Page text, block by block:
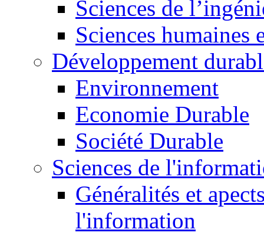
Sciences de
Sciences humaines
Développement
Environnement
Economie Durable
Société Durable
Sciences de
Généralités et
l'information